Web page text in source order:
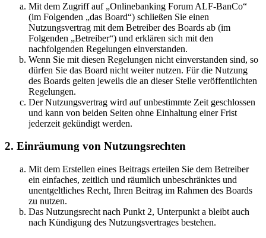
Mit dem Zugriff auf „Onlinebanking Forum ALF-BanCo“
(im Folgenden „das Board“) schließen Sie einen
Nutzungsvertrag mit dem Betreiber des Boards ab (im
Folgenden „Betreiber“) und erklären sich mit den
nachfolgenden Regelungen einverstanden.
Wenn Sie mit diesen Regelungen nicht einverstanden sind, so
dürfen Sie das Board nicht weiter nutzen. Für die Nutzung
des Boards gelten jeweils die an dieser Stelle veröffentlichten
Regelungen.
Der Nutzungsvertrag wird auf unbestimmte Zeit geschlossen
und kann von beiden Seiten ohne Einhaltung einer Frist
jederzeit gekündigt werden.
2. Einräumung von Nutzungsrechten
Mit dem Erstellen eines Beitrags erteilen Sie dem Betreiber
ein einfaches, zeitlich und räumlich unbeschränktes und
unentgeltliches Recht, Ihren Beitrag im Rahmen des Boards
zu nutzen.
Das Nutzungsrecht nach Punkt 2, Unterpunkt a bleibt auch
nach Kündigung des Nutzungsvertrages bestehen.